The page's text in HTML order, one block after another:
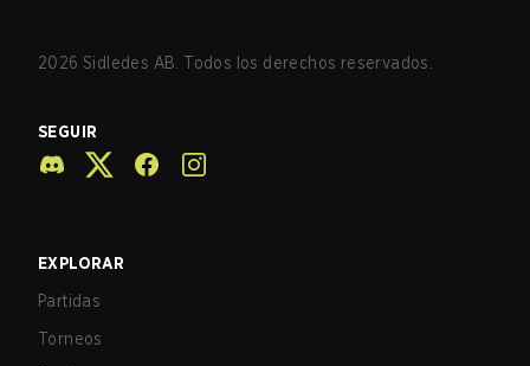
2026 Sidledes AB. Todos los derechos reservados.
SEGUIR
EXPLORAR
Partidas
Torneos